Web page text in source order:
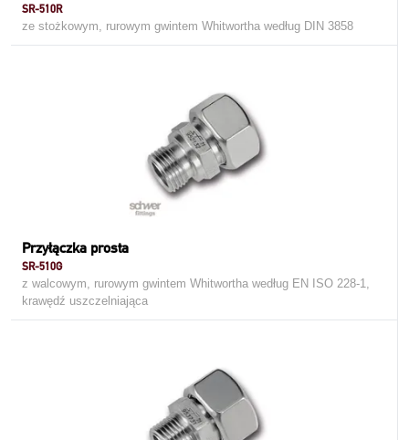
SR-510R
ze stożkowym, rurowym gwintem Whitwortha według DIN 3858
Przyłączka prosta
SR-510G
z walcowym, rurowym gwintem Whitwortha według EN ISO 228-1,
krawędź uszczelniająca